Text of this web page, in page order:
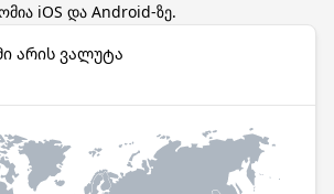
iOS და Android-ზე.
არის ვალუტა